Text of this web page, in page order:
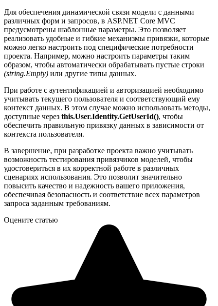
Для обеспечения динамической связи модели с данными
различных форм и запросов, в ASP.NET Core MVC
предусмотрены шаблонные параметры. Это позволяет
реализовать удобные и гибкие механизмы привязки, которые
можно легко настроить под специфические потребности
проекта. Например, можно настроить параметры таким
образом, чтобы автоматически обрабатывать пустые строки
(string.Empty) или другие типы данных.
При работе с аутентификацией и авторизацией необходимо
учитывать текущего пользователя и соответствующий ему
контекст данных. В этом случае можно использовать методы,
доступные через this.User.Identity.GetUserId(), чтобы
обеспечить правильную привязку данных в зависимости от
контекста пользователя.
В завершение, при разработке проекта важно учитывать
возможность тестирования привязчиков моделей, чтобы
удостовериться в их корректной работе в различных
сценариях использования. Это позволит значительно
повысить качество и надежность вашего приложения,
обеспечивая безопасность и соответствие всех параметров
запроса заданным требованиям.
Оцените статью